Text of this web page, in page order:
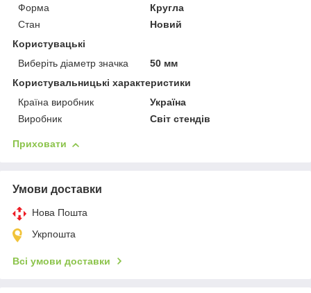
Форма
Кругла
Стан
Новий
Користувацькі
Виберіть діаметр значка
50 мм
Користувальницькі характеристики
Країна виробник
Україна
Виробник
Світ стендів
Приховати
Умови доставки
Нова Пошта
Укрпошта
Всі умови доставки